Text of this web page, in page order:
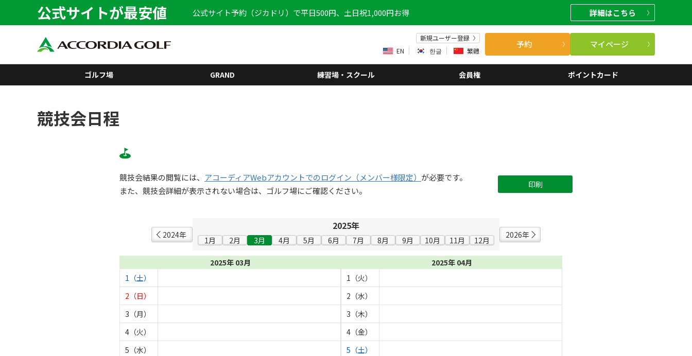
公式サイトが最安値 公式サイト予約（ジカドリ）で平日500円、土日祝1,000円お得 詳細はこちら
新規ユーザー登録
EN
한글 繁體
予約 マイページ
ゴルフ場 GRAND 練習場・スクール 会員権 ポイントカード
競技会日程
競技会結果の閲覧には、 アコーディアWebアカウントでのログイン（メンバー様限定） が必要です。
また、競技会詳細が表示されない場合は、ゴルフ場にご確認ください。
印刷
2024年
2025年
1月 2月 3月 4月 5月 6月 7月 8月 9月 10月 11月 12月
2026年
2025年 03月
1（土）
2（日）
3（月）
4（火）
5（水）
2025年 04月
1（火）
2（水）
3（木）
4（金）
5（土）